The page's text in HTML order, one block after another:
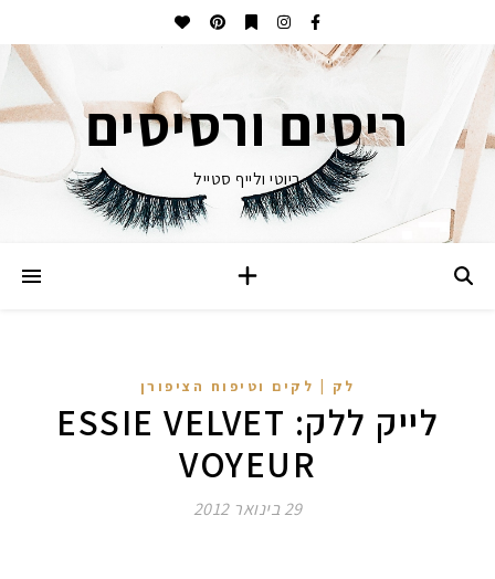
ריסים ורסיסים
ביוטי ולייף סטייל
לק | לקים וטיפוח הציפורן
לייק ללק: ESSIE VELVET
VOYEUR
29 בינואר 2012